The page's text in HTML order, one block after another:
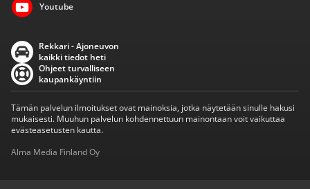
Youtube
Rekkari - Ajoneuvon
kaikki tiedot heti
Ohjeet turvalliseen
kaupankäyntiin
Tämän palvelun ilmoitukset ovat mainoksia, jotka näytetään sinulle hakusi
mukaisesti. Muuhun palvelun kohdennettuun mainontaan voit vaikuttaa
evästeasetusten kautta.
Alma Media Finland Oy